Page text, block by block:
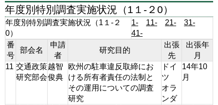
年度別特別調査実施状況（1１-２0）
年度別特別調査実施状況（1１-２
0）
1- 11- 21-
31-
41-
番
号
部会名
申請
者
研究目的
出張
先
出張年
月
11 交通政策
研究部会
越智
俊典
欧州の駐車違反取締にお
ける所有者責任の法制と
その運用についての調査
研究
ドイ
ツ
オラ
ンダ
14年10
月